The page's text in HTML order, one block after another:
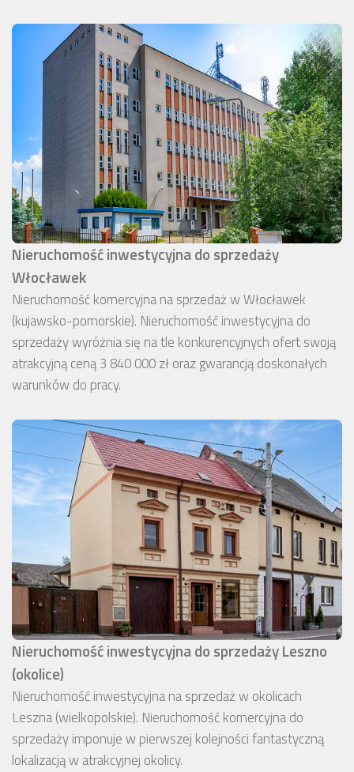
Nieruchomość inwestycyjna do sprzedaży
Włocławek
Nieruchomość komercyjna na sprzedaż w Włocławek
(kujawsko-pomorskie). Nieruchomość inwestycyjna do
sprzedaży wyróżnia się na tle konkurencyjnych ofert swoją
atrakcyjną ceną 3 840 000 zł oraz gwarancją doskonałych
warunków do pracy.
Nieruchomość inwestycyjna do sprzedaży Leszno
(okolice)
Nieruchomość inwestycyjna na sprzedaż w okolicach
Leszna (wielkopolskie). Nieruchomość komercyjna do
sprzedaży imponuje w pierwszej kolejności fantastyczną
lokalizacją w atrakcyjnej okolicy.